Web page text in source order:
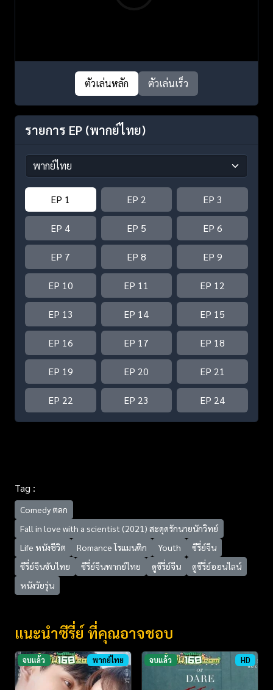
ตัวเล่นหลัก ตัวเล่นเร็ว
รายการ EP (พากย์ไทย)
EP 1 EP 2 EP 3
EP 4 EP 5 EP 6
EP 7 EP 8 EP 9
EP 10 EP 11 EP 12
EP 13 EP 14 EP 15
EP 16 EP 17 EP 18
EP 19 EP 20 EP 21
EP 22 EP 23 EP 24
Tag :
Comedy ตลก
Fall in love with a scientist (2021) สะดุดรักนายนักวิทย์
Life หนังชีวิต
Romance โรแมนติก Youth
ซีรี่ย์จีน
ซีรี่ย์จีนซับไทย
ซีรี่ย์จีนพากย์ไทย ดูซีรี่ย์จีน
ดูซีรี่ย์ออนไลน์
หนังวัยรุ่น
แนะนำซีรี่ย์ ที่คุณอาจชอบ
จบแล้ว พากย์ไทย จบแล้ว HD